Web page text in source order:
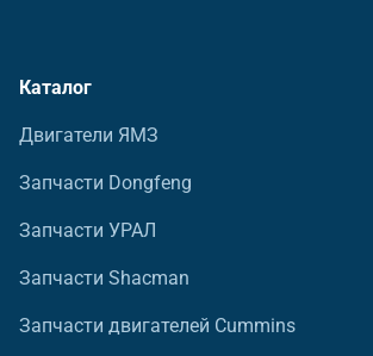
Каталог
Двигатели ЯМЗ
Запчасти Dongfeng
Запчасти УРАЛ
Запчасти Shacman
Запчасти двигателей Cummins